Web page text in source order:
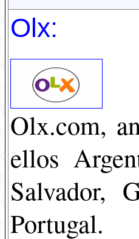
Olx:
Olx.com,
ellos
Salvador,
Portugal.